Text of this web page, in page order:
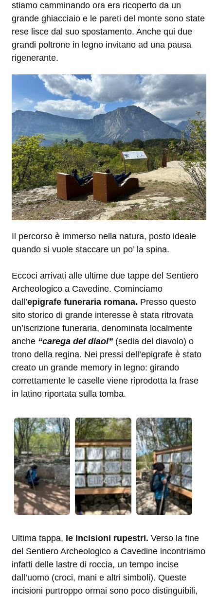
stiamo camminando ora era ricoperto da un
grande ghiacciaio e le pareti del monte sono state
rese lisce dal suo spostamento. Anche qui due
grandi poltrone in legno invitano ad una pausa
rigenerante.
Il percorso è immerso nella natura, posto ideale
quando si vuole staccare un po’ la spina.
Eccoci arrivati alle ultime due tappe del Sentiero
Archeologico a Cavedine. Cominciamo
dall’epigrafe funeraria romana. Presso questo
sito storico di grande interesse è stata ritrovata
un’iscrizione funeraria, denominata localmente
anche “carega del diaol” (sedia del diavolo) o
trono della regina. Nei pressi dell’epigrafe è stato
creato un grande memory in legno: girando
correttamente le caselle viene riprodotta la frase
in latino riportata sulla tomba.
Ultima tappa, le incisioni rupestri. Verso la fine
del Sentiero Archeologico a Cavedine incontriamo
infatti delle lastre di roccia, un tempo incise
dall’uomo (croci, mani e altri simboli). Queste
incisioni purtroppo ormai sono poco distinguibili,